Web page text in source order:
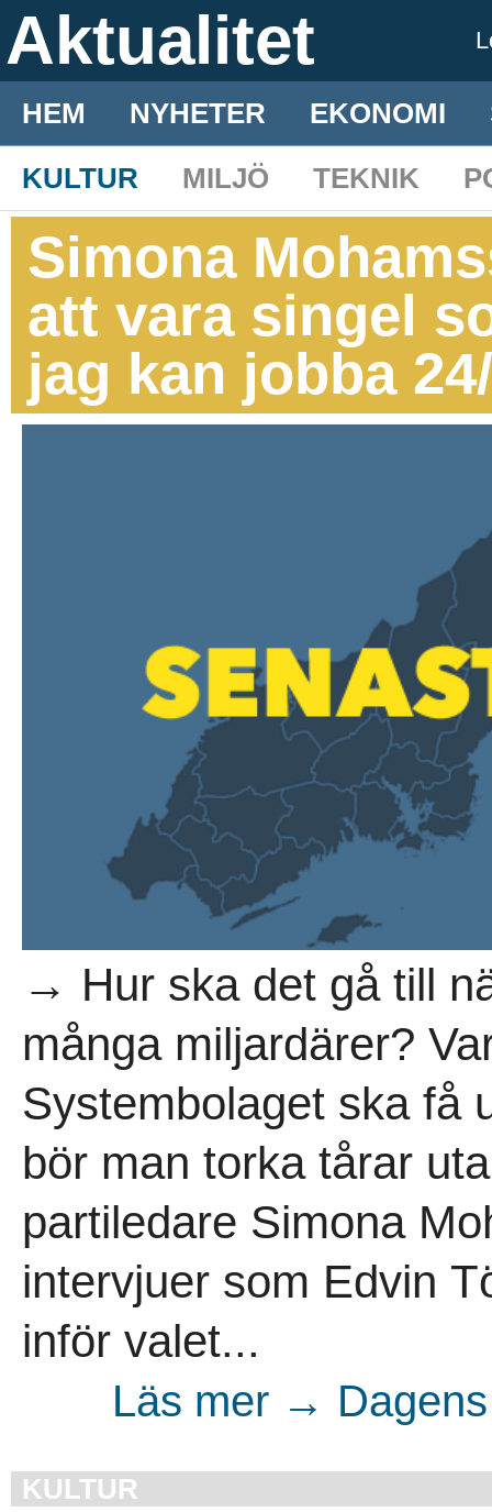
Aktualitet
HEM NYHETER EKONOMI
KULTUR
MILJÖ TEKNIK
Simona
att vara singel
jag kan jobba
→ Hur ska det gå till
många miljardärer?
Systembolaget ska få
bör man torka tårar
partiledare Simona
intervjuer som Edvin
inför valet...
Läs mer →
KULTUR